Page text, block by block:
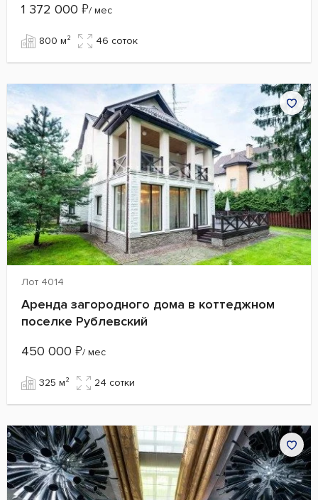
1 372 000 ₽/ мес
800 м² 46 cоток
Лот 4014
Аренда загородного дома в коттеджном
поселке Рублевский
450 000 ₽/ мес
325 м² 24 сотки